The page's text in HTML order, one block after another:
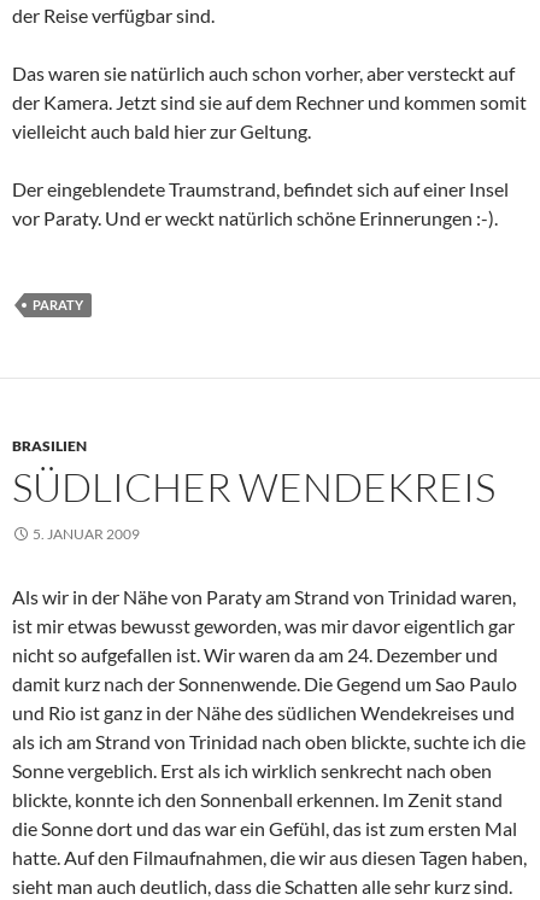
der Reise verfügbar sind.
Das waren sie natürlich auch schon vorher, aber versteckt auf
der Kamera. Jetzt sind sie auf dem Rechner und kommen somit
vielleicht auch bald hier zur Geltung.
Der eingeblendete Traumstrand, befindet sich auf einer Insel
vor Paraty. Und er weckt natürlich schöne Erinnerungen :-).
PARATY
BRASILIEN
SÜDLICHER WENDEKREIS
5. JANUAR 2009
Als wir in der Nähe von Paraty am Strand von Trinidad waren,
ist mir etwas bewusst geworden, was mir davor eigentlich gar
nicht so aufgefallen ist. Wir waren da am 24. Dezember und
damit kurz nach der Sonnenwende. Die Gegend um Sao Paulo
und Rio ist ganz in der Nähe des südlichen Wendekreises und
als ich am Strand von Trinidad nach oben blickte, suchte ich die
Sonne vergeblich. Erst als ich wirklich senkrecht nach oben
blickte, konnte ich den Sonnenball erkennen. Im Zenit stand
die Sonne dort und das war ein Gefühl, das ist zum ersten Mal
hatte. Auf den Filmaufnahmen, die wir aus diesen Tagen haben,
sieht man auch deutlich, dass die Schatten alle sehr kurz sind.